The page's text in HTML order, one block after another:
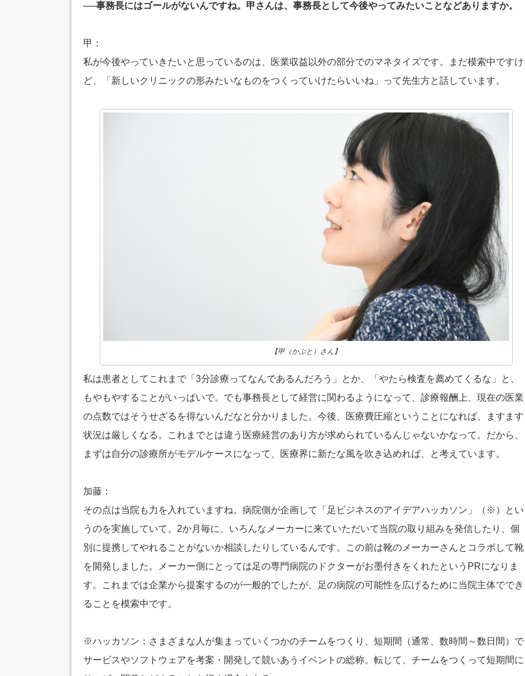
──事務長にはゴールがないんですね。甲さんは、事務長として今後やってみたいことなどありますか。
甲：
私が今後やっていきたいと思っているのは、医業収益以外の部分でのマネタイズです。まだ模索中ですけ
ど、「新しいクリニックの形みたいなものをつくっていけたらいいね」って先生方と話しています。
【甲（かぶと）さん】
私は患者としてこれまで「3分診療ってなんであるんだろう」とか、「やたら検査を薦めてくるな」と、
もやもやすることがいっぱいで。でも事務長として経営に関わるようになって、診療報酬上、現在の医業
の点数ではそうせざるを得ないんだなと分かりました。今後、医療費圧縮ということになれば、ますます
状況は厳しくなる。これまでとは違う医療経営のあり方が求められているんじゃないかなって。だから、
まずは自分の診療所がモデルケースになって、医療界に新たな風を吹き込めれば、と考えています。
加藤：
その点は当院も力を入れていますね。病院側が企画して「足ビジネスのアイデアハッカソン」（※）とい
うのを実施していて。2か月毎に、いろんなメーカーに来ていただいて当院の取り組みを発信したり、個
別に提携してやれることがないか相談したりしているんです。この前は靴のメーカーさんとコラボして靴
を開発しました。メーカー側にとっては足の専門病院のドクターがお墨付きをくれたというPRになりま
す。これまでは企業から提案するのが一般的でしたが、足の病院の可能性を広げるために当院主体ででき
ることを模索中です。
※ハッカソン：さまざまな人が集まっていくつかのチームをつくり、短期間（通常、数時間～数日間）で
サービスやソフトウェアを考案・開発して競いあうイベントの総称。転じて、チームをつくって短期間に